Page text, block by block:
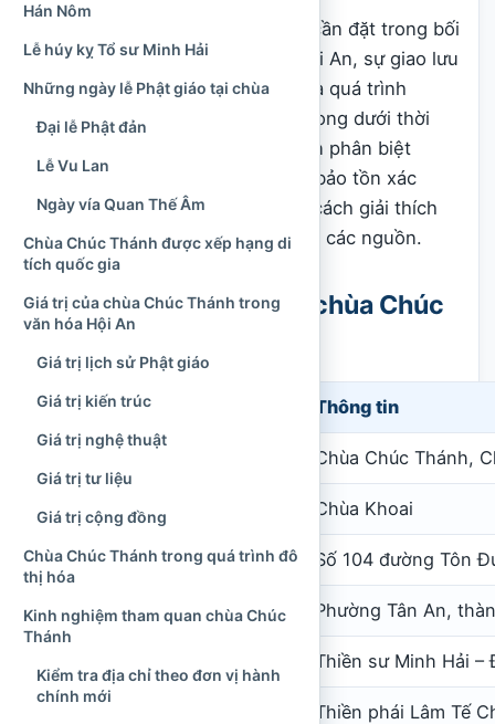
Việc tìm hiểu chùa Chúc Thánh cần đặt trong bối
cảnh hình thành thương cảng Hội An, sự giao lưu
giữa các cộng đồng Việt – Hoa và quá trình
truyền bá Phật giáo vào Đàng Trong dưới thời
các chúa Nguyễn. Đồng thời, cần phân biệt
những dữ kiện đã được cơ quan bảo tồn xác
nhận với các mốc niên đại hoặc cách giải thích
tên gọi còn tồn tại khác biệt giữa các nguồn.
Thông tin khái quát về chùa Chúc
Thánh
Nội dung Thông tin
Chùa Chúc Thánh,
Tên dân gian Chùa Khoai
Địa chỉ hiện nay Số 104 đường Tôn
Địa chỉ trước ngày 1/7/2025 Phường Tân An,
Thiền sư Minh Hải –
Thiền phái Lâm Tế
Hán Nôm
Lễ húy kỵ Tổ sư Minh Hải
Những ngày lễ Phật giáo tại chùa
Đại lễ Phật đản
Lễ Vu Lan
Ngày vía Quan Thế Âm
Chùa Chúc Thánh được xếp hạng di
tích quốc gia
Giá trị của chùa Chúc Thánh trong
văn hóa Hội An
Giá trị lịch sử Phật giáo
Giá trị kiến trúc
Giá trị nghệ thuật
Giá trị tư liệu
Giá trị cộng đồng
Chùa Chúc Thánh trong quá trình đô
thị hóa
Kinh nghiệm tham quan chùa Chúc
Thánh
Kiểm tra địa chỉ theo đơn vị hành
chính mới